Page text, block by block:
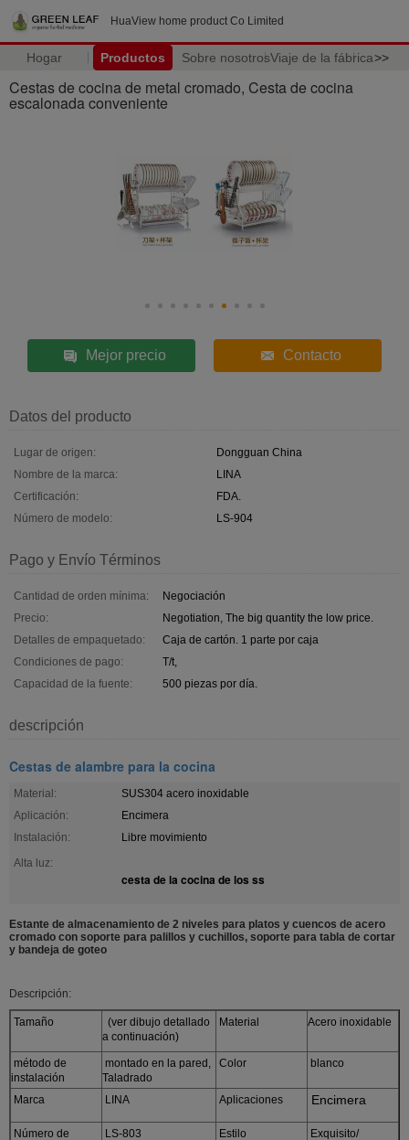
HuaView home product Co Limited
Hogar Productos Sobre nosotrosViaje de la fábrica>>
Cestas de cocina de metal cromado, Cesta de cocina
escalonada conveniente
Mejor precio Contacto
Datos del producto
Lugar de origen:
Dongguan China
Nombre de la marca:
LINA
Certificación:
FDA.
Número de modelo:
LS-904
Pago y Envío Términos
Cantidad de orden mínima:
Negociación
Precio:
Negotiation, The big quantity the low price.
Detalles de empaquetado:
Caja de cartón. 1 parte por caja
Condiciones de pago:
T/t,
Capacidad de la fuente:
500 piezas por día.
descripción
Cestas de alambre para la cocina
Material:
SUS304 acero inoxidable
Aplicación:
Encimera
Instalación:
Libre movimiento
Alta luz:
cesta de la cocina de los ss
Estante de almacenamiento de 2 niveles para platos y cuencos de acero
cromado con soporte para palillos y cuchillos, soporte para tabla de cortar
y bandeja de goteo
Descripción:
Tamaño
(ver dibujo detallado
a continuación)
Material Acero inoxidable
método de
instalación
montado en la pared,
Taladrado
Color blanco
Marca LINA Aplicaciones Encimera
Número de
LS-803 Estilo
Exquisito/